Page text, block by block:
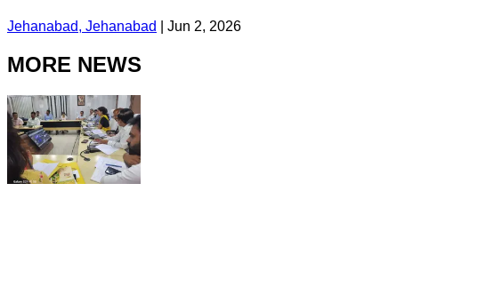
Jehanabad, Jehanabad Jun 2, 2026
MORE NEWS